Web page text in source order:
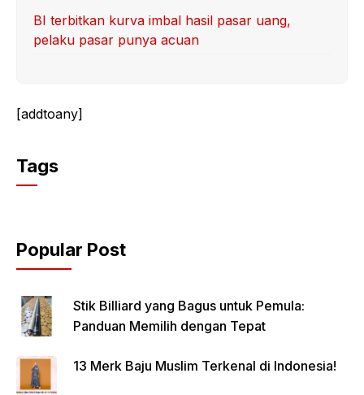
BI terbitkan kurva imbal hasil pasar uang,
pelaku pasar punya acuan
[addtoany]
Tags
Popular Post
Stik Billiard yang Bagus untuk Pemula:
Panduan Memilih dengan Tepat
13 Merk Baju Muslim Terkenal di Indonesia!